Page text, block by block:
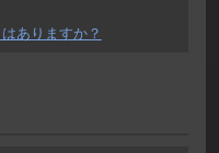
ありますか？